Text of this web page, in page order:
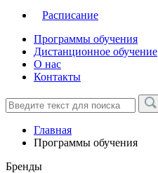
Расписание
Программы обучения
Дистанционное обучение
О нас
Контакты
Главная
Программы обучения
Бренды